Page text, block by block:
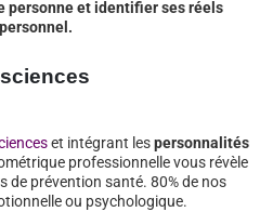
personne et identifier ses réels
et intégrant lespersonnalités
professionnelle vous révèle
de prévention santé. 80% de nos
ou psychologique.